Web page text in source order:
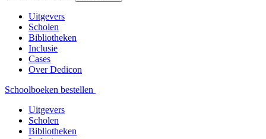
Uitgevers
Scholen
Bibliotheken
Inclusie
Cases
Over Dedicon
Schoolboeken bestellen
Uitgevers
Scholen
Bibliotheken